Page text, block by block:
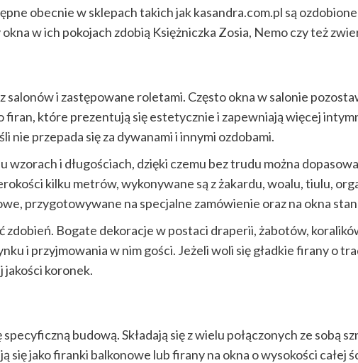
obecnie w sklepach takich jak kasandra.com.pl są
w ich pokojach zdobią Księżniczka Zosia, Nemo czy też
salonów i zastępowane roletami. Często okna w salonie
firan, które prezentują się estetycznie i zapewniają więcej
nie przepada się za dywanami i innymi ozdobami.
wzorach i długościach, dzięki czemu bez trudu można
kilku metrów, wykonywane są z żakardu, woalu, tiulu,
przygotowywane na specjalne zamówienie oraz na okna
zdobień. Bogate dekoracje w postaci draperii, żabotów,
i przyjmowania w nim gości. Jeżeli woli się gładkie firany o
jakości koronek.
budową. Składają się z wielu połączonych ze sobą
się jako firanki balkonowe lub firany na okna o wysokości całej